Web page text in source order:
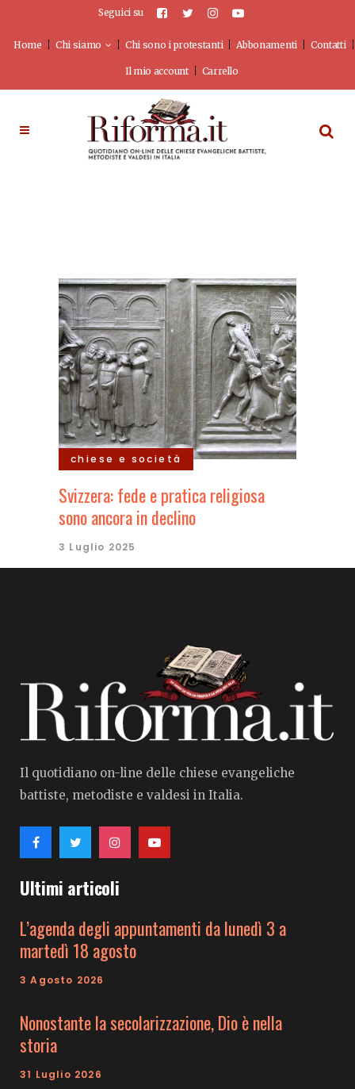
Seguici su
Home Chi siamo Chi sono i protestanti Abbonamenti Contatti
Il mio account Carrello
chiese e società
Svizzera: fede e pratica religiosa
sono ancora in declino
3 Luglio 2025
Il quotidiano on-line delle chiese evangeliche
battiste, metodiste e valdesi in Italia.
Ultimi articoli
L’agenda degli appuntamenti da lunedì 3 a
martedì 18 agosto
3 Agosto 2026
Nonostante la secolarizzazione, Dio è nella
storia
31 Luglio 2026